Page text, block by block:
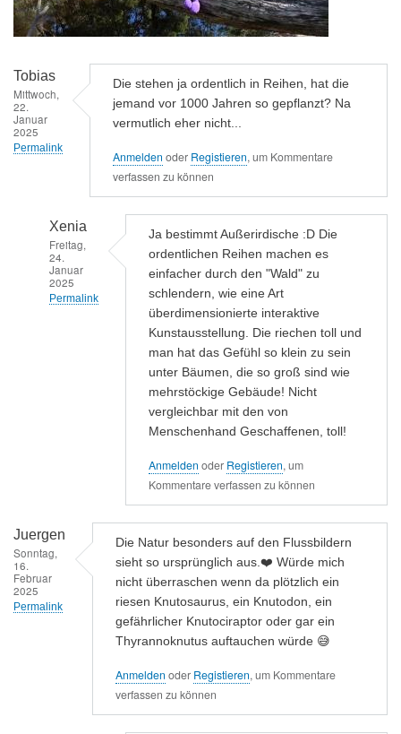
Tobias
Mittwoch,
22.
Januar
2025
Permalink
Die stehen ja ordentlich in Reihen, hat die
jemand vor 1000 Jahren so gepflanzt? Na
vermutlich eher nicht...
Anmelden oder Registieren, um Kommentare
verfassen zu können
Xenia
Freitag,
24.
Januar
2025
Permalink
Ja bestimmt Außerirdische :D Die
ordentlichen Reihen machen es
einfacher durch den "Wald" zu
schlendern, wie eine Art
überdimensionierte interaktive
Kunstausstellung. Die riechen toll und
man hat das Gefühl so klein zu sein
unter Bäumen, die so groß sind wie
mehrstöckige Gebäude! Nicht
vergleichbar mit den von
Menschenhand Geschaffenen, toll!
Anmelden oder Registieren, um
Kommentare verfassen zu können
Juergen
Sonntag,
16.
Februar
2025
Permalink
Die Natur besonders auf den Flussbildern
sieht so ursprünglich aus.❤️ Würde mich
nicht überraschen wenn da plötzlich ein
riesen Knutosaurus, ein Knutodon, ein
gefährlicher Knutociraptor oder gar ein
Thyrannoknutus auftauchen würde 😅
Anmelden oder Registieren, um Kommentare
verfassen zu können